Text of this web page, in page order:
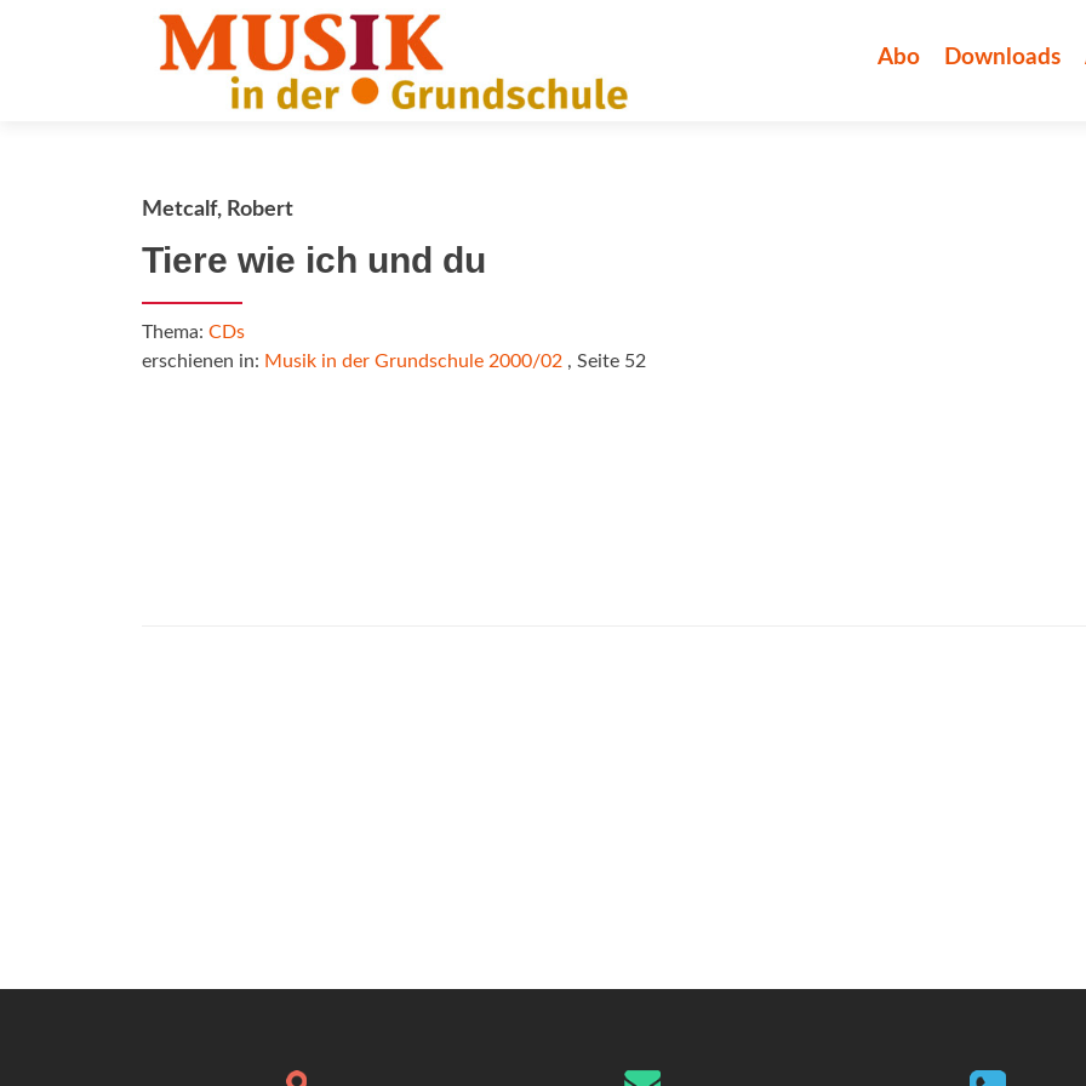
Abo Downloads
Metcalf, Robert
Tiere wie ich und du
Thema: CDs
erschienen in: Musik in der Grundschule 2000/02 , Seite 52